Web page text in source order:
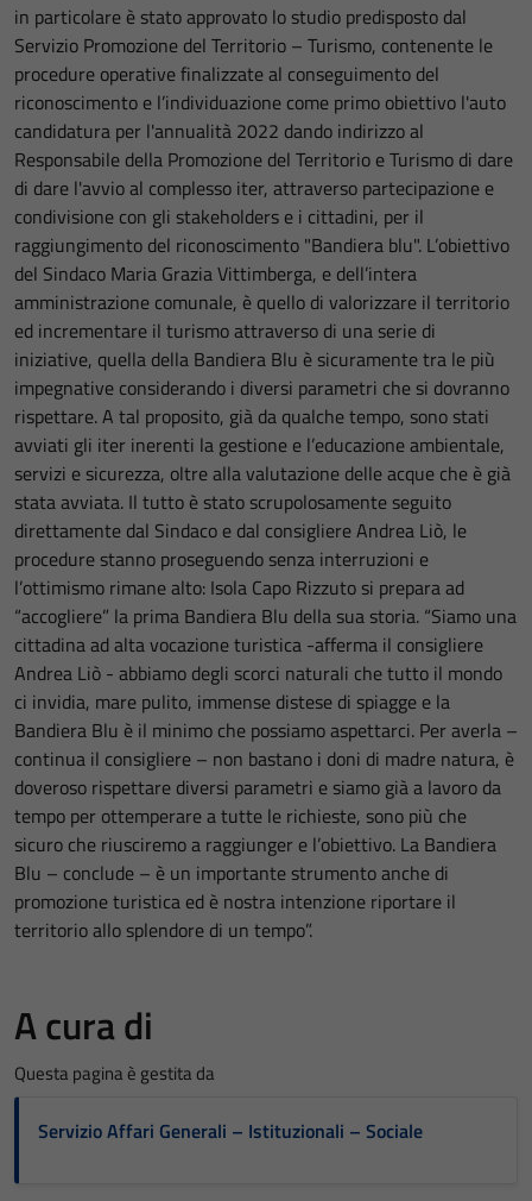
in particolare è stato approvato lo studio predisposto dal
Servizio Promozione del Territorio – Turismo, contenente le
procedure operative finalizzate al conseguimento del
riconoscimento e l’individuazione come primo obiettivo l'auto
candidatura per l'annualità 2022 dando indirizzo al
Responsabile della Promozione del Territorio e Turismo di dare
di dare l'avvio al complesso iter, attraverso partecipazione e
condivisione con gli stakeholders e i cittadini, per il
raggiungimento del riconoscimento "Bandiera blu". L’obiettivo
del Sindaco Maria Grazia Vittimberga, e dell’intera
amministrazione comunale, è quello di valorizzare il territorio
ed incrementare il turismo attraverso di una serie di
iniziative, quella della Bandiera Blu è sicuramente tra le più
impegnative considerando i diversi parametri che si dovranno
rispettare. A tal proposito, già da qualche tempo, sono stati
avviati gli iter inerenti la gestione e l’educazione ambientale,
servizi e sicurezza, oltre alla valutazione delle acque che è già
stata avviata. Il tutto è stato scrupolosamente seguito
direttamente dal Sindaco e dal consigliere Andrea Liò, le
procedure stanno proseguendo senza interruzioni e
l’ottimismo rimane alto: Isola Capo Rizzuto si prepara ad
“accogliere” la prima Bandiera Blu della sua storia. “Siamo una
cittadina ad alta vocazione turistica -afferma il consigliere
Andrea Liò - abbiamo degli scorci naturali che tutto il mondo
ci invidia, mare pulito, immense distese di spiagge e la
Bandiera Blu è il minimo che possiamo aspettarci. Per averla –
continua il consigliere – non bastano i doni di madre natura, è
doveroso rispettare diversi parametri e siamo già a lavoro da
tempo per ottemperare a tutte le richieste, sono più che
sicuro che riusciremo a raggiunger e l’obiettivo. La Bandiera
Blu – conclude – è un importante strumento anche di
promozione turistica ed è nostra intenzione riportare il
territorio allo splendore di un tempo”.
A cura di
Questa pagina è gestita da
Servizio Affari Generali – Istituzionali – Sociale